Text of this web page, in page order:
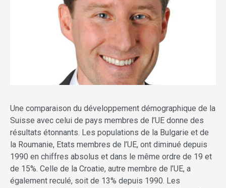
Une comparaison du développement démographique de la
Suisse avec celui de pays membres de l’UE donne des
résultats étonnants. Les populations de la Bulgarie et de
la Roumanie, Etats membres de l’UE, ont diminué depuis
1990 en chiffres absolus et dans le même ordre de 19 et
de 15%. Celle de la Croatie, autre membre de l’UE, a
également reculé, soit de 13% depuis 1990. Les